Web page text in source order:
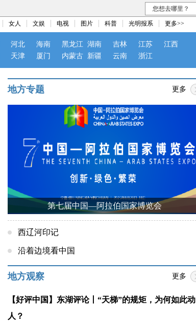
您想去哪里？
女人 文娱 电视 图片 科普 光明报系 更多>>
河北 海南 黑龙江 湖南 吉林 江苏
江西
天津 厦门 内蒙古 新疆 云南 浙江
地方专题 更多
第七届中国—阿拉伯国家博览会
西辽河印记
沿着边境看中国
地方观察 更多
【好评中国】东湖评论丨“天梯”的规矩，为何如此动
人？